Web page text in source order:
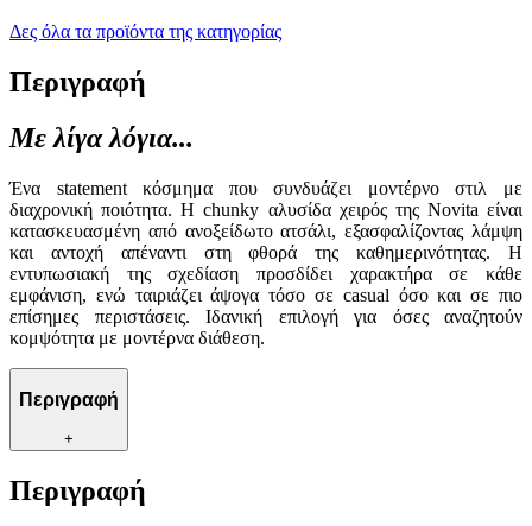
Δες όλα τα προϊόντα της κατηγορίας
Περιγραφή
Με λίγα λόγια...
Ένα statement κόσμημα που συνδυάζει μοντέρνο στιλ με
διαχρονική ποιότητα. Η chunky αλυσίδα χειρός της Novita είναι
κατασκευασμένη από ανοξείδωτο ατσάλι, εξασφαλίζοντας λάμψη
και αντοχή απέναντι στη φθορά της καθημερινότητας. Η
εντυπωσιακή της σχεδίαση προσδίδει χαρακτήρα σε κάθε
εμφάνιση, ενώ ταιριάζει άψογα τόσο σε casual όσο και σε πιο
επίσημες περιστάσεις. Ιδανική επιλογή για όσες αναζητούν
κομψότητα με μοντέρνα διάθεση.
Περιγραφή
+
Περιγραφή